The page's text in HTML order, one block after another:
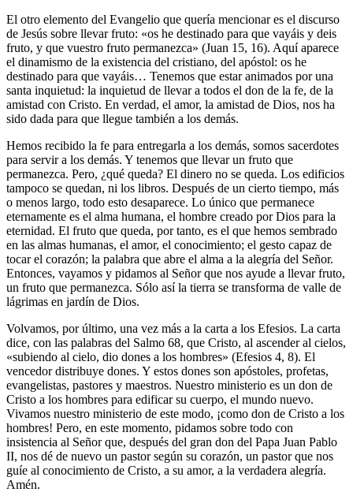
El otro elemento del Evangelio que quería mencionar es el discurso
de Jesús sobre llevar fruto: «os he destinado para que vayáis y deis
fruto, y que vuestro fruto permanezca» (Juan 15, 16). Aquí aparece
el dinamismo de la existencia del cristiano, del apóstol: os he
destinado para que vayáis… Tenemos que estar animados por una
santa inquietud: la inquietud de llevar a todos el don de la fe, de la
amistad con Cristo. En verdad, el amor, la amistad de Dios, nos ha
sido dada para que llegue también a los demás.
Hemos recibido la fe para entregarla a los demás, somos sacerdotes
para servir a los demás. Y tenemos que llevar un fruto que
permanezca. Pero, ¿qué queda? El dinero no se queda. Los edificios
tampoco se quedan, ni los libros. Después de un cierto tiempo, más
o menos largo, todo esto desaparece. Lo único que permanece
eternamente es el alma humana, el hombre creado por Dios para la
eternidad. El fruto que queda, por tanto, es el que hemos sembrado
en las almas humanas, el amor, el conocimiento; el gesto capaz de
tocar el corazón; la palabra que abre el alma a la alegría del Señor.
Entonces, vayamos y pidamos al Señor que nos ayude a llevar fruto,
un fruto que permanezca. Sólo así la tierra se transforma de valle de
lágrimas en jardín de Dios.
Volvamos, por último, una vez más a la carta a los Efesios. La carta
dice, con las palabras del Salmo 68, que Cristo, al ascender al cielos,
«subiendo al cielo, dio dones a los hombres» (Efesios 4, 8). El
vencedor distribuye dones. Y estos dones son apóstoles, profetas,
evangelistas, pastores y maestros. Nuestro ministerio es un don de
Cristo a los hombres para edificar su cuerpo, el mundo nuevo.
Vivamos nuestro ministerio de este modo, ¡como don de Cristo a los
hombres! Pero, en este momento, pidamos sobre todo con
insistencia al Señor que, después del gran don del Papa Juan Pablo
II, nos dé de nuevo un pastor según su corazón, un pastor que nos
guíe al conocimiento de Cristo, a su amor, a la verdadera alegría.
Amén.